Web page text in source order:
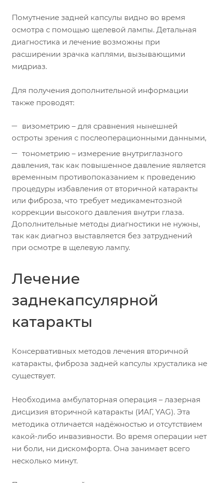
Помутнение задней капсулы видно во время
осмотра с помощью щелевой лампы. Детальная
диагностика и лечение возможны при
расширении зрачка каплями, вызывающими
мидриаз.
Для получения дополнительной информации
также проводят:
визометрию – для сравнения нынешней
остроты зрения с послеоперационными данными,
тонометрию – измерение внутриглазного
давления, так как повышенное давление является
временным противопоказанием к проведению
процедуры избавления от вторичной катаракты
или фиброза, что требует медикаментозной
коррекции высокого давления внутри глаза.
Дополнительные методы диагностики не нужны,
так как диагноз выставляется без затруднений
при осмотре в щелевую лампу.
Лечение
заднекапсулярной
катаракты
Консервативных методов лечения вторичной
катаракты, фиброза задней капсулы хрусталика не
существует.
Необходима амбулаторная операция – лазерная
дисцизия вторичной катаракты (ИАГ, YAG). Эта
методика отличается надёжностью и отсутствием
какой-либо инвазивности. Во время операции нет
ни боли, ни дискомфорта. Она занимает всего
несколько минут.